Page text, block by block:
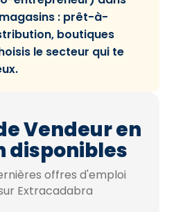
: prêt-à-
boutiques
le secteur qui te
Vendeur en
disponibles
offres d'emploi
Extracadabra